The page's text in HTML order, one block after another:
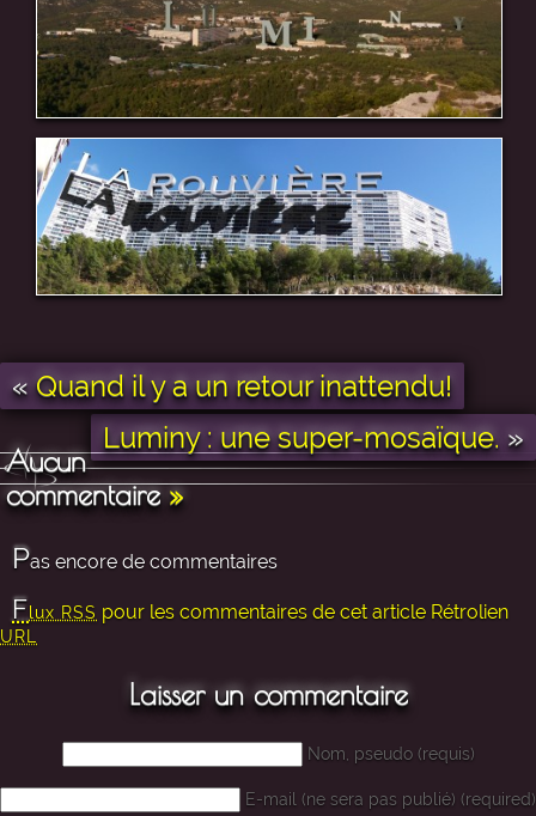
«Quand il y a un retour inattendu!
Luminy : une super-mosaïque. »
Aucun
commentaire»
Pas encore de commentaires
Flux RSS pour les commentaires de cet article Rétrolien
URL
Laisser un commentaire
Nom, pseudo (requis)
E-mail (ne sera pas publié) (required)